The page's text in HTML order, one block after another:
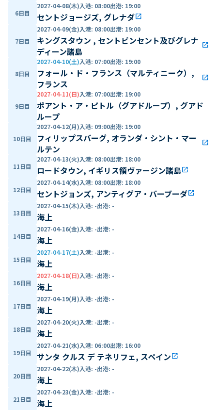
6日目
2027-04-08(木)入港: 08:00出港: 19:00
セントジョージズ, グレナダopen_in_new
7日目
2027-04-09(金)入港: 08:00出港: 19:00
キングスタウン , セントビンセント及びグレナ
ディーン諸島
open_in_new
8日目
2027-04-10(土)入港: 07:00出港: 19:00
フォール・ド・フランス（マルティニーク）,
フランス
open_in_new
9日目
2027-04-11(日)入港: 07:00出港: 19:00
ポアント・ア・ピトル（グアドループ）, グアド
ループ
10日目
2027-04-12(月)入港: 09:00出港: 19:00
フィリップスバーグ, オランダ・シント・マー
ルテン
open_in_new
11日目
2027-04-13(火)入港: 08:00出港: 18:00
ロードタウン, イギリス領ヴァージン諸島open_in_new
12日目
2027-04-14(水)入港: 08:00出港: 18:00
セントジョンズ, アンティグア・バーブーダopen_in_new
13日目
2027-04-15(木)入港: -出港: -
海上
14日目
2027-04-16(金)入港: -出港: -
海上
15日目
2027-04-17(土)入港: -出港: -
海上
16日目
2027-04-18(日)入港: -出港: -
海上
17日目
2027-04-19(月)入港: -出港: -
海上
18日目
2027-04-20(火)入港: -出港: -
海上
19日目
2027-04-21(水)入港: 06:00出港: 16:00
サンタ クルス デ テネリフェ, スペインopen_in_new
20日目
2027-04-22(木)入港: -出港: -
海上
21日目
2027-04-23(金)入港: -出港: -
海上